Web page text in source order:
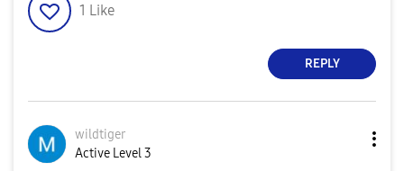
1 Like
REPLY
wildtiger
Active Level 3